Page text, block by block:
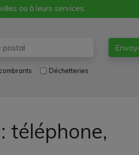
ou à leurs services.
Déchetteries
téléphone,